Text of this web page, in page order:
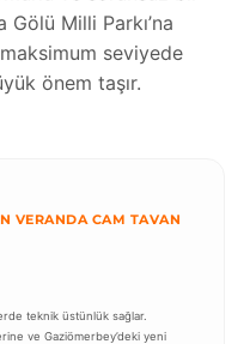
Milli Parkı’na
seviyede
önem taşır.
VERANDA CAM TAVAN
teknik üstünlük sağlar.
ve Gaziömerbey’deki yeni